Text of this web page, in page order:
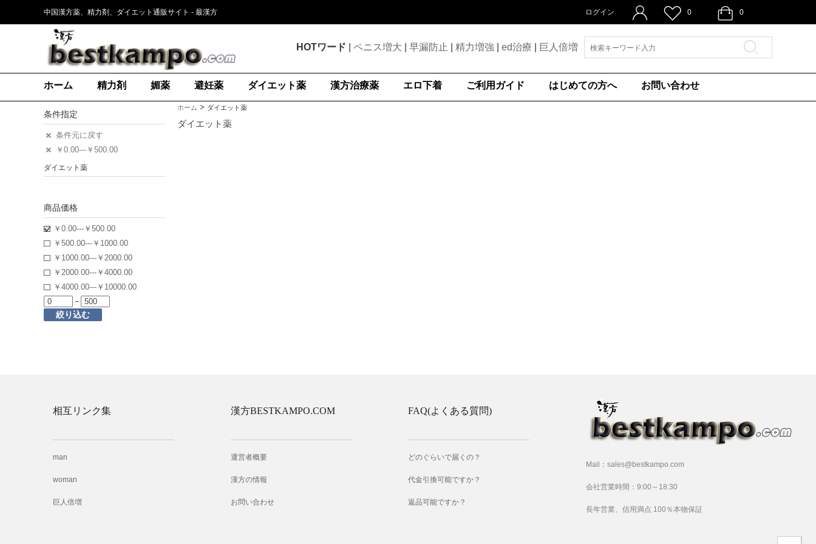
中国漢方薬、精力剤、ダイエット通販サイト - 最漢方 ログイン 0 0
HOTワード ペニス増大 早漏防止 精力増強 ed治療 巨人倍増
ホーム 精力剤 媚薬 避妊薬 ダイエット薬 漢方治療薬 エロ下着 ご利用ガイド はじめての方へ お問い合わせ
ホーム > ダイエット薬
ダイエット薬
条件指定
条件元に戻す
￥0.00---￥500.00
ダイエット薬
商品価格
￥0.00---￥500.00
￥500.00---￥1000.00
￥1000.00---￥2000.00
￥2000.00---￥4000.00
￥4000.00---￥10000.00
-
絞り込む
相互リンク集
man
woman
巨人倍増
漢方BESTKAMPO.COM
運営者概要
漢方の情報
お問い合わせ
FAQ(よくある質問)
どのぐらいで届くの？
代金引換可能ですか？
返品可能ですか？
Mail：sales@bestkampo.com
会社営業時間：9:00～18:30
長年営業、信用満点 100％本物保証